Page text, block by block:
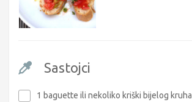
Sastojci
1 baguette ili nekoliko kriški bijelog kruha